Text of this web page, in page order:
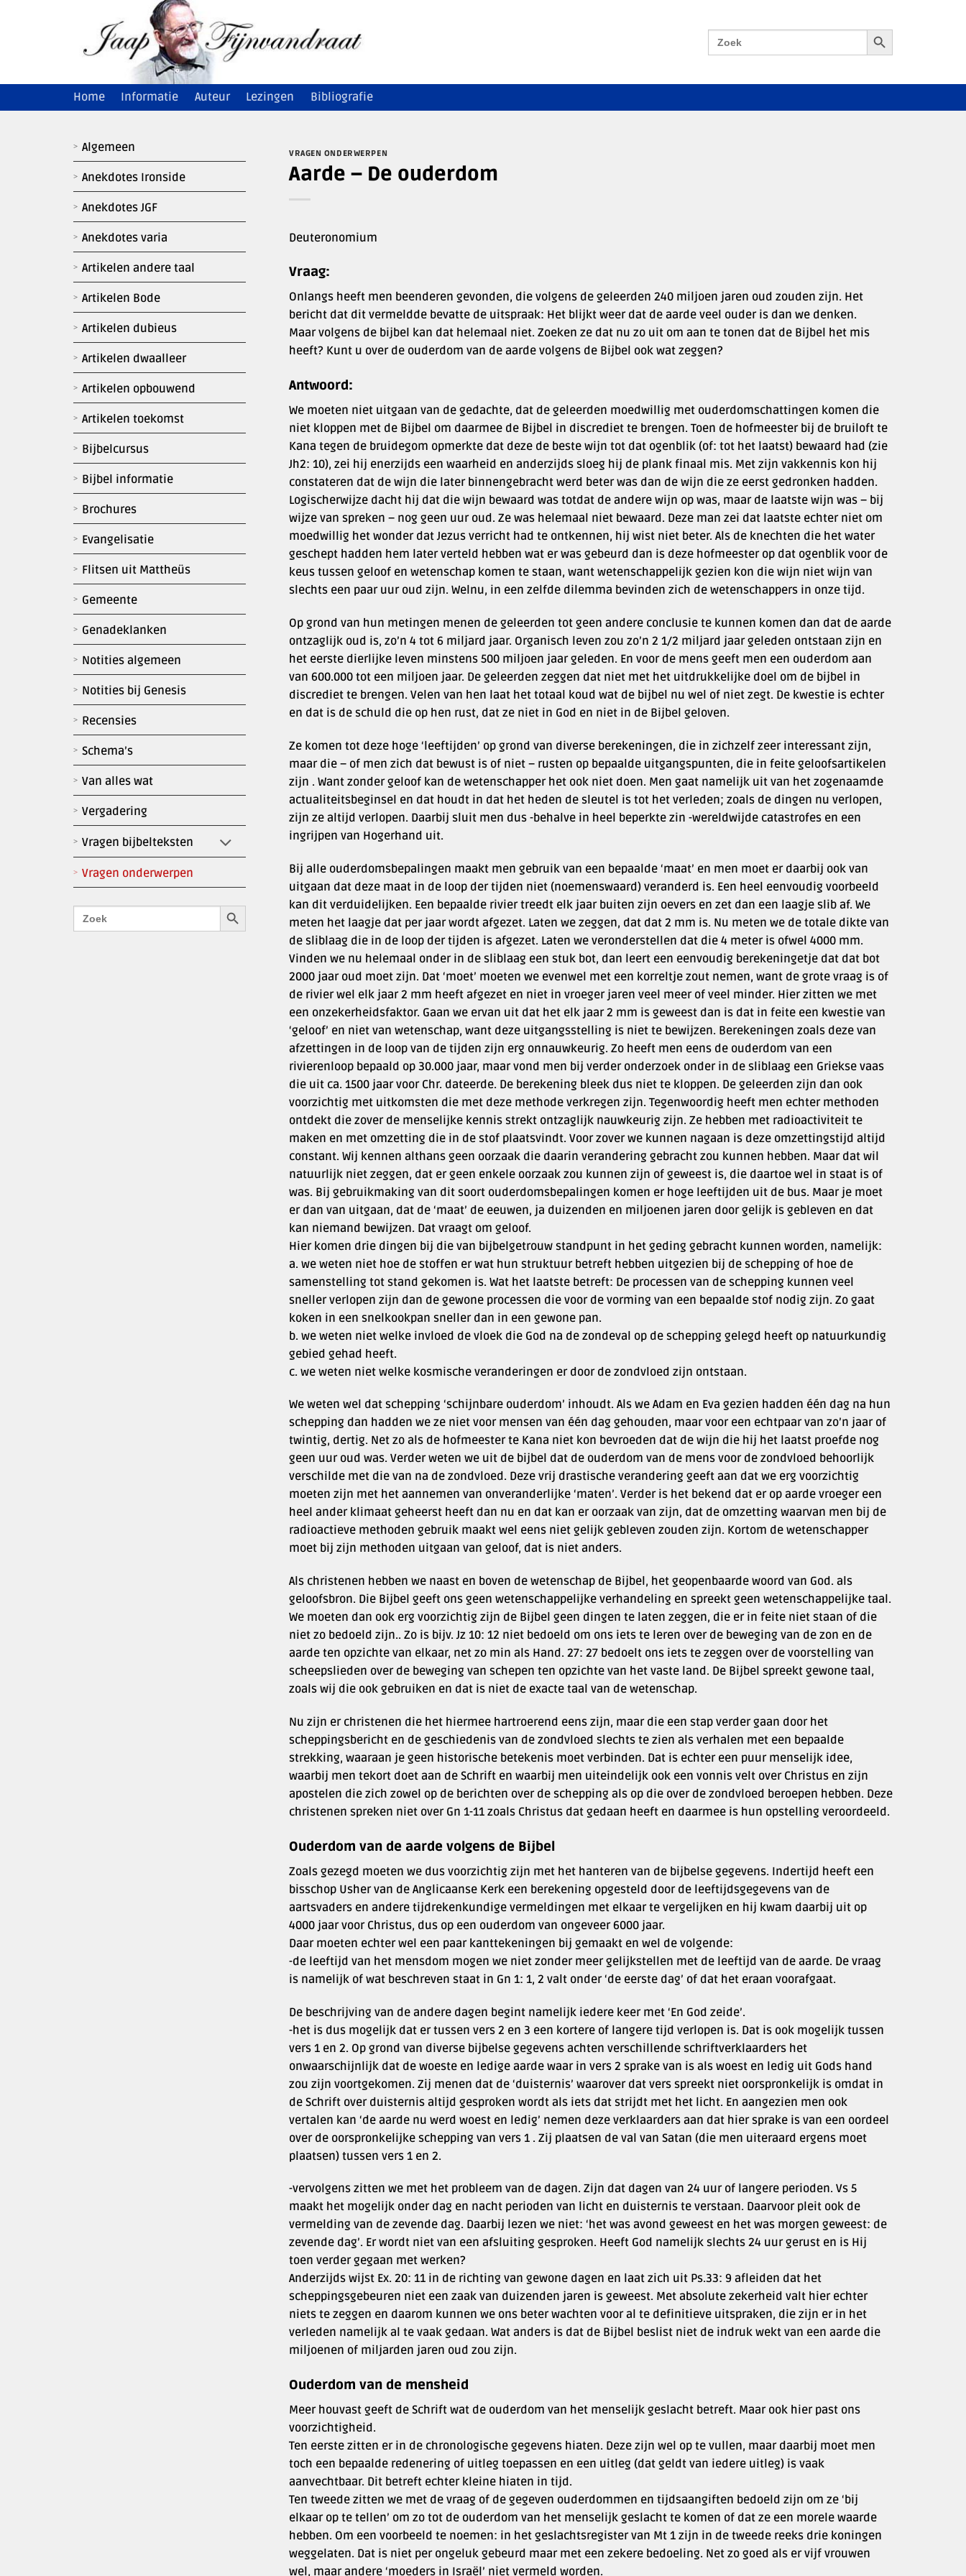
Zoek
naar:
Zoekknop
Home Informatie Auteur Lezingen Bibliografie
Algemeen
Anekdotes Ironside
Anekdotes JGF
Anekdotes varia
Artikelen andere taal
Artikelen Bode
Artikelen dubieus
Artikelen dwaalleer
Artikelen opbouwend
Artikelen toekomst
Bijbelcursus
Bijbel informatie
Brochures
Evangelisatie
Flitsen uit Mattheüs
Gemeente
Genadeklanken
Notities algemeen
Notities bij Genesis
Recensies
Schema’s
Van alles wat
Vergadering
Vragen bijbelteksten
Vragen onderwerpen
Zoek
naar:
Zoekknop
VRAGEN ONDERWERPEN
Aarde – De ouderdom
Deuteronomium
Vraag:
Onlangs heeft men beenderen gevonden, die volgens de geleerden 240 miljoen jaren oud zouden zijn. Het
bericht dat dit vermeldde bevatte de uitspraak: Het blijkt weer dat de aarde veel ouder is dan we denken.
Maar volgens de bijbel kan dat helemaal niet. Zoeken ze dat nu zo uit om aan te tonen dat de Bijbel het mis
heeft? Kunt u over de ouderdom van de aarde volgens de Bijbel ook wat zeggen?
Antwoord:
We moeten niet uitgaan van de gedachte, dat de geleerden moedwillig met ouderdomschattingen komen die
niet kloppen met de Bijbel om daarmee de Bijbel in discrediet te brengen. Toen de hofmeester bij de bruiloft te
Kana tegen de bruidegom opmerkte dat deze de beste wijn tot dat ogenblik (of: tot het laatst) bewaard had (zie
Jh2: 10), zei hij enerzijds een waarheid en anderzijds sloeg hij de plank finaal mis. Met zijn vakkennis kon hij
constateren dat de wijn die later binnengebracht werd beter was dan de wijn die ze eerst gedronken hadden.
Logischerwijze dacht hij dat die wijn bewaard was totdat de andere wijn op was, maar de laatste wijn was – bij
wijze van spreken – nog geen uur oud. Ze was helemaal niet bewaard. Deze man zei dat laatste echter niet om
moedwillig het wonder dat Jezus verricht had te ontkennen, hij wist niet beter. Als de knechten die het water
geschept hadden hem later verteld hebben wat er was gebeurd dan is deze hofmeester op dat ogenblik voor de
keus tussen geloof en wetenschap komen te staan, want wetenschappelijk gezien kon die wijn niet wijn van
slechts een paar uur oud zijn. Welnu, in een zelfde dilemma bevinden zich de wetenschappers in onze tijd.
Op grond van hun metingen menen de geleerden tot geen andere conclusie te kunnen komen dan dat de aarde
ontzaglijk oud is, zo’n 4 tot 6 miljard jaar. Organisch leven zou zo’n 2 1/2 miljard jaar geleden ontstaan zijn en
het eerste dierlijke leven minstens 500 miljoen jaar geleden. En voor de mens geeft men een ouderdom aan
van 600.000 tot een miljoen jaar. De geleerden zeggen dat niet met het uitdrukkelijke doel om de bijbel in
discrediet te brengen. Velen van hen laat het totaal koud wat de bijbel nu wel of niet zegt. De kwestie is echter
en dat is de schuld die op hen rust, dat ze niet in God en niet in de Bijbel geloven.
Ze komen tot deze hoge ‘leeftijden’ op grond van diverse berekeningen, die in zichzelf zeer interessant zijn,
maar die – of men zich dat bewust is of niet – rusten op bepaalde uitgangspunten, die in feite geloofsartikelen
zijn . Want zonder geloof kan de wetenschapper het ook niet doen. Men gaat namelijk uit van het zogenaamde
actualiteitsbeginsel en dat houdt in dat het heden de sleutel is tot het verleden; zoals de dingen nu verlopen,
zijn ze altijd verlopen. Daarbij sluit men dus -behalve in heel beperkte zin -wereldwijde catastrofes en een
ingrijpen van Hogerhand uit.
Bij alle ouderdomsbepalingen maakt men gebruik van een bepaalde ‘maat’ en men moet er daarbij ook van
uitgaan dat deze maat in de loop der tijden niet (noemenswaard) veranderd is. Een heel eenvoudig voorbeeld
kan dit verduidelijken. Een bepaalde rivier treedt elk jaar buiten zijn oevers en zet dan een laagje slib af. We
meten het laagje dat per jaar wordt afgezet. Laten we zeggen, dat dat 2 mm is. Nu meten we de totale dikte van
de sliblaag die in de loop der tijden is afgezet. Laten we veronderstellen dat die 4 meter is ofwel 4000 mm.
Vinden we nu helemaal onder in de sliblaag een stuk bot, dan leert een eenvoudig berekeningetje dat dat bot
2000 jaar oud moet zijn. Dat ‘moet’ moeten we evenwel met een korreltje zout nemen, want de grote vraag is of
de rivier wel elk jaar 2 mm heeft afgezet en niet in vroeger jaren veel meer of veel minder. Hier zitten we met
een onzekerheidsfaktor. Gaan we ervan uit dat het elk jaar 2 mm is geweest dan is dat in feite een kwestie van
‘geloof’ en niet van wetenschap, want deze uitgangsstelling is niet te bewijzen. Berekeningen zoals deze van
afzettingen in de loop van de tijden zijn erg onnauwkeurig. Zo heeft men eens de ouderdom van een
rivierenloop bepaald op 30.000 jaar, maar vond men bij verder onderzoek onder in de sliblaag een Griekse vaas
die uit ca. 1500 jaar voor Chr. dateerde. De berekening bleek dus niet te kloppen. De geleerden zijn dan ook
voorzichtig met uitkomsten die met deze methode verkregen zijn. Tegenwoordig heeft men echter methoden
ontdekt die zover de menselijke kennis strekt ontzaglijk nauwkeurig zijn. Ze hebben met radioactiviteit te
maken en met omzetting die in de stof plaatsvindt. Voor zover we kunnen nagaan is deze omzettingstijd altijd
constant. Wij kennen althans geen oorzaak die daarin verandering gebracht zou kunnen hebben. Maar dat wil
natuurlijk niet zeggen, dat er geen enkele oorzaak zou kunnen zijn of geweest is, die daartoe wel in staat is of
was. Bij gebruikmaking van dit soort ouderdomsbepalingen komen er hoge leeftijden uit de bus. Maar je moet
er dan van uitgaan, dat de ‘maat’ de eeuwen, ja duizenden en miljoenen jaren door gelijk is gebleven en dat
kan niemand bewijzen. Dat vraagt om geloof.
Hier komen drie dingen bij die van bijbelgetrouw standpunt in het geding gebracht kunnen worden, namelijk:
a. we weten niet hoe de stoffen er wat hun struktuur betreft hebben uitgezien bij de schepping of hoe de
samenstelling tot stand gekomen is. Wat het laatste betreft: De processen van de schepping kunnen veel
sneller verlopen zijn dan de gewone processen die voor de vorming van een bepaalde stof nodig zijn. Zo gaat
koken in een snelkookpan sneller dan in een gewone pan.
b. we weten niet welke invloed de vloek die God na de zondeval op de schepping gelegd heeft op natuurkundig
gebied gehad heeft.
c. we weten niet welke kosmische veranderingen er door de zondvloed zijn ontstaan.
We weten wel dat schepping ‘schijnbare ouderdom’ inhoudt. Als we Adam en Eva gezien hadden één dag na hun
schepping dan hadden we ze niet voor mensen van één dag gehouden, maar voor een echtpaar van zo’n jaar of
twintig, dertig. Net zo als de hofmeester te Kana niet kon bevroeden dat de wijn die hij het laatst proefde nog
geen uur oud was. Verder weten we uit de bijbel dat de ouderdom van de mens voor de zondvloed behoorlijk
verschilde met die van na de zondvloed. Deze vrij drastische verandering geeft aan dat we erg voorzichtig
moeten zijn met het aannemen van onveranderlijke ‘maten’. Verder is het bekend dat er op aarde vroeger een
heel ander klimaat geheerst heeft dan nu en dat kan er oorzaak van zijn, dat de omzetting waarvan men bij de
radioactieve methoden gebruik maakt wel eens niet gelijk gebleven zouden zijn. Kortom de wetenschapper
moet bij zijn methoden uitgaan van geloof, dat is niet anders.
Als christenen hebben we naast en boven de wetenschap de Bijbel, het geopenbaarde woord van God. als
geloofsbron. Die Bijbel geeft ons geen wetenschappelijke verhandeling en spreekt geen wetenschappelijke taal.
We moeten dan ook erg voorzichtig zijn de Bijbel geen dingen te laten zeggen, die er in feite niet staan of die
niet zo bedoeld zijn.. Zo is bijv. Jz 10: 12 niet bedoeld om ons iets te leren over de beweging van de zon en de
aarde ten opzichte van elkaar, net zo min als Hand. 27: 27 bedoelt ons iets te zeggen over de voorstelling van
scheepslieden over de beweging van schepen ten opzichte van het vaste land. De Bijbel spreekt gewone taal,
zoals wij die ook gebruiken en dat is niet de exacte taal van de wetenschap.
Nu zijn er christenen die het hiermee hartroerend eens zijn, maar die een stap verder gaan door het
scheppingsbericht en de geschiedenis van de zondvloed slechts te zien als verhalen met een bepaalde
strekking, waaraan je geen historische betekenis moet verbinden. Dat is echter een puur menselijk idee,
waarbij men tekort doet aan de Schrift en waarbij men uiteindelijk ook een vonnis velt over Christus en zijn
apostelen die zich zowel op de berichten over de schepping als op die over de zondvloed beroepen hebben. Deze
christenen spreken niet over Gn 1-11 zoals Christus dat gedaan heeft en daarmee is hun opstelling veroordeeld.
Ouderdom van de aarde volgens de Bijbel
Zoals gezegd moeten we dus voorzichtig zijn met het hanteren van de bijbelse gegevens. Indertijd heeft een
bisschop Usher van de Anglicaanse Kerk een berekening opgesteld door de leeftijdsgegevens van de
aartsvaders en andere tijdrekenkundige vermeldingen met elkaar te vergelijken en hij kwam daarbij uit op
4000 jaar voor Christus, dus op een ouderdom van ongeveer 6000 jaar.
Daar moeten echter wel een paar kanttekeningen bij gemaakt en wel de volgende:
-de leeftijd van het mensdom mogen we niet zonder meer gelijkstellen met de leeftijd van de aarde. De vraag
is namelijk of wat beschreven staat in Gn 1: 1, 2 valt onder ‘de eerste dag’ of dat het eraan voorafgaat.
De beschrijving van de andere dagen begint namelijk iedere keer met ‘En God zeide’.
-het is dus mogelijk dat er tussen vers 2 en 3 een kortere of langere tijd verlopen is. Dat is ook mogelijk tussen
vers 1 en 2. Op grond van diverse bijbelse gegevens achten verschillende schriftverklaarders het
onwaarschijnlijk dat de woeste en ledige aarde waar in vers 2 sprake van is als woest en ledig uit Gods hand
zou zijn voortgekomen. Zij menen dat de ‘duisternis’ waarover dat vers spreekt niet oorspronkelijk is omdat in
de Schrift over duisternis altijd gesproken wordt als iets dat strijdt met het licht. En aangezien men ook
vertalen kan ‘de aarde nu werd woest en ledig’ nemen deze verklaarders aan dat hier sprake is van een oordeel
over de oorspronkelijke schepping van vers 1 . Zij plaatsen de val van Satan (die men uiteraard ergens moet
plaatsen) tussen vers 1 en 2.
-vervolgens zitten we met het probleem van de dagen. Zijn dat dagen van 24 uur of langere perioden. Vs 5
maakt het mogelijk onder dag en nacht perioden van licht en duisternis te verstaan. Daarvoor pleit ook de
vermelding van de zevende dag. Daarbij lezen we niet: ‘het was avond geweest en het was morgen geweest: de
zevende dag’. Er wordt niet van een afsluiting gesproken. Heeft God namelijk slechts 24 uur gerust en is Hij
toen verder gegaan met werken?
Anderzijds wijst Ex. 20: 11 in de richting van gewone dagen en laat zich uit Ps.33: 9 afleiden dat het
scheppingsgebeuren niet een zaak van duizenden jaren is geweest. Met absolute zekerheid valt hier echter
niets te zeggen en daarom kunnen we ons beter wachten voor al te definitieve uitspraken, die zijn er in het
verleden namelijk al te vaak gedaan. Wat anders is dat de Bijbel beslist niet de indruk wekt van een aarde die
miljoenen of miljarden jaren oud zou zijn.
Ouderdom van de mensheid
Meer houvast geeft de Schrift wat de ouderdom van het menselijk geslacht betreft. Maar ook hier past ons
voorzichtigheid.
Ten eerste zitten er in de chronologische gegevens hiaten. Deze zijn wel op te vullen, maar daarbij moet men
toch een bepaalde redenering of uitleg toepassen en een uitleg (dat geldt van iedere uitleg) is vaak
aanvechtbaar. Dit betreft echter kleine hiaten in tijd.
Ten tweede zitten we met de vraag of de gegeven ouderdommen en tijdsaangiften bedoeld zijn om ze ‘bij
elkaar op te tellen’ om zo tot de ouderdom van het menselijk geslacht te komen of dat ze een morele waarde
hebben. Om een voorbeeld te noemen: in het geslachtsregister van Mt 1 zijn in de tweede reeks drie koningen
weggelaten. Dat is niet per ongeluk gebeurd maar met een zekere bedoeling. Net zo goed als er vijf vrouwen
wel, maar andere ‘moeders in Israël’ niet vermeld worden.